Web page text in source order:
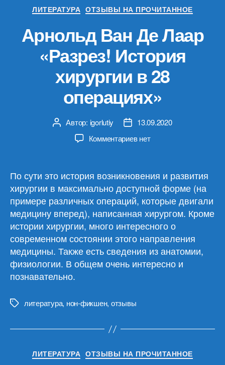
Рубрики
ЛИТЕРАТУРА ОТЗЫВЫ НА ПРОЧИТАННОЕ
Арнольд Ван Де Лаар
«Разрез! История
хирургии в 28
операциях»
Автор
записи
Автор: igorlutiy
Дата13.09.2020
Комментариевк
Де
Лаар
«Разрез!
История
хирургии
в
28
нет
По сути это история возникновения и развития
хирургии в максимально доступной форме (на
примере различных операций, которые двигали
медицину вперед), написанная хирургом. Кроме
истории хирургии, много интересного о
современном состоянии этого направления
медицины. Также есть сведения из анатомии,
физиологии. В общем очень интересно и
познавательно.
Меткилитература, нон-фикшен, отзывы
Рубрики
ЛИТЕРАТУРА ОТЗЫВЫ НА ПРОЧИТАННОЕ